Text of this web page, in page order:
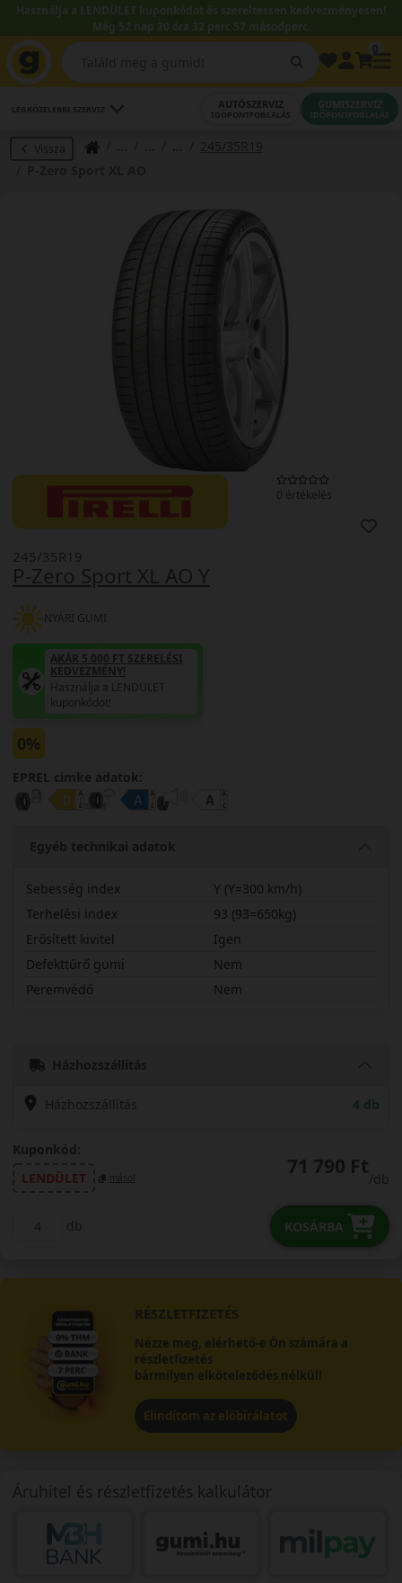
Használja a LENDÜLET kuponkódot és szereltessen kedvezményesen!
Még 52 nap 20 óra 32 perc 57 másodperc.
LEGKÖZELEBBI SZERVIZ AUTÓSZERVIZ
IDŐPONTFOGLALÁS
GUMISZERVIZ
IDŐPONTFOGLALÁS
Vissza
245/35R19
0 értékelés
P-Zero Sport XL AO Y
245/35R19
NYÁRI GUMI
AKÁR 5.000 FT SZERELÉSI
KEDVEZMÉNY!
Használja a LENDÜLET
kuponkódot!
0%
EPREL cimke adatok:
Egyéb technikai adatok
Sebesség index
Y (Y=300 km/h)
Terhelési index
93 (93=650kg)
Erősített kivitel
Igen
Defekttűrő gumi
Nem
Peremvédő
Nem
Házhozszállítás
Házhozszállítás 4 db
Kuponkód:
LENDÜLET
másol 71 790 Ft
/db
db KOSÁRBA
RÉSZLETFIZETÉS
Nézze meg, elérhető-e Ön számára a
részletfizetés
bármilyen elköteleződés nélkül!
Elindítom az előbírálatot
Áruhitel és részletfizetés kalkulátor